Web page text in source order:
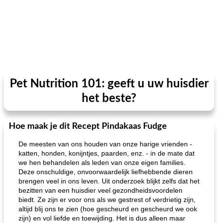
Pet Nutrition 101: geeft u uw huisdier
het beste?
Hoe maak je dit Recept Pindakaas Fudge
De meesten van ons houden van onze harige vrienden -
katten, honden, konijntjes, paarden, enz. - in de mate dat
we hen behandelen als leden van onze eigen families.
Deze onschuldige, onvoorwaardelijk liefhebbende dieren
brengen veel in ons leven. Uit onderzoek blijkt zelfs dat het
bezitten van een huisdier veel gezondheidsvoordelen
biedt. Ze zijn er voor ons als we gestrest of verdrietig zijn,
altijd blij ons te zien (hoe gescheurd en gescheurd we ook
zijn) en vol liefde en toewijding. Het is dus alleen maar